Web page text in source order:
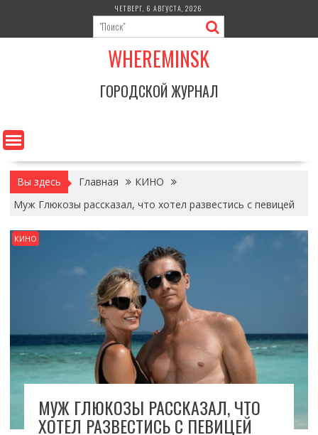
содержимому
ЧЕТВЕРГ, 6 АВГУСТА, 2026
WHEREMINSK
ГОРОДСКОЙ ЖУРНАЛ
Вы здесь Главная
КИНО
Муж Глюкозы рассказал, что хотел развестись с певицей
КИНО
МУЖ ГЛЮКОЗЫ РАССКАЗАЛ, ЧТО
ХОТЕЛ РАЗВЕСТИСЬ С ПЕВИЦЕЙ